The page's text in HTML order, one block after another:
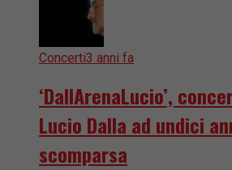
Concerti3 anni fa
‘DallArenaLucio’,
Lucio Dalla ad undici
scomparsa